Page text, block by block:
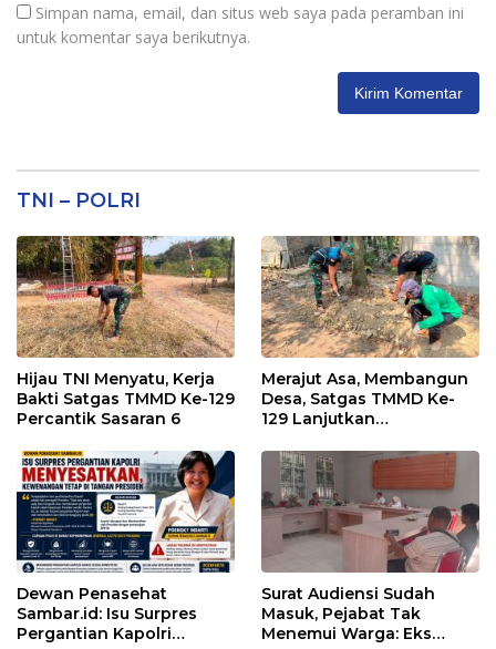
Simpan nama, email, dan situs web saya pada peramban ini
untuk komentar saya berikutnya.
TNI – POLRI
Hijau TNI Menyatu, Kerja
Bakti Satgas TMMD Ke-129
Percantik Sasaran 6
Merajut Asa, Membangun
Desa, Satgas TMMD Ke-
129 Lanjutkan
Dewan Penasehat
Sambar.id: Isu Surpres
Pergantian Kapolri
Surat Audiensi Sudah
Masuk, Pejabat Tak
Menemui Warga: Eks